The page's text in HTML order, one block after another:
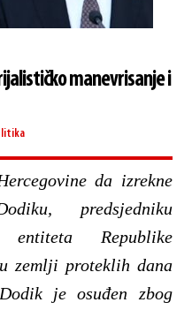
manevrisanje i
da izrekne
predsjedniku
entiteta Republike
zemlji proteklih dana
je osuđen zbog